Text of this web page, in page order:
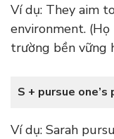
Ví dụ: They aim
environment.
trường bền vững
S + pursue one’s
Ví dụ: Sarah